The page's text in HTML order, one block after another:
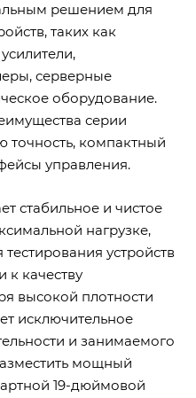
решением для
таких как
серверные
оборудование.
серии
точность, компактный
управления.
стабильное и чистое
нагрузке,
устройств
к качеству
высокой плотности
исключительное
и занимаемого
мощный
19-дюймовой